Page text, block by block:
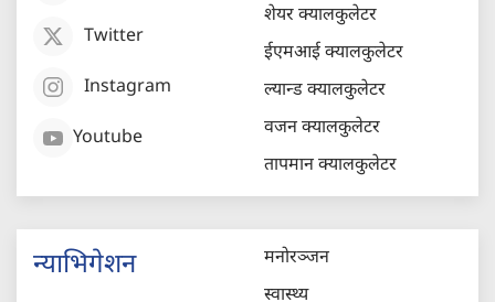
Twitter
Instagram
Youtube
शेयर क्यालकुलेटर
ईएमआई क्यालकुलेटर
ल्यान्ड क्यालकुलेटर
वजन क्यालकुलेटर
तापमान क्यालकुलेटर
न्याभिगेशन
मनोरञ्जन
स्वास्थ्य